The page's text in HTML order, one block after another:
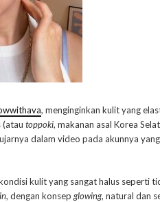
, menginginkan kulit yang
(atau toppoki, makanan asal Korea
ujarnya dalam video pada akunnya
kulit yang sangat halus seperti
, dengan konsep glowing, natural dan